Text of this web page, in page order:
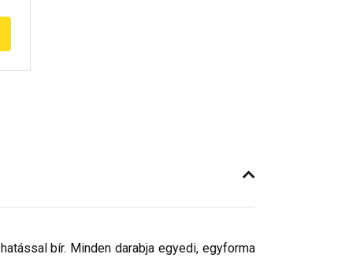
bír. Minden darabja egyedi, egyforma